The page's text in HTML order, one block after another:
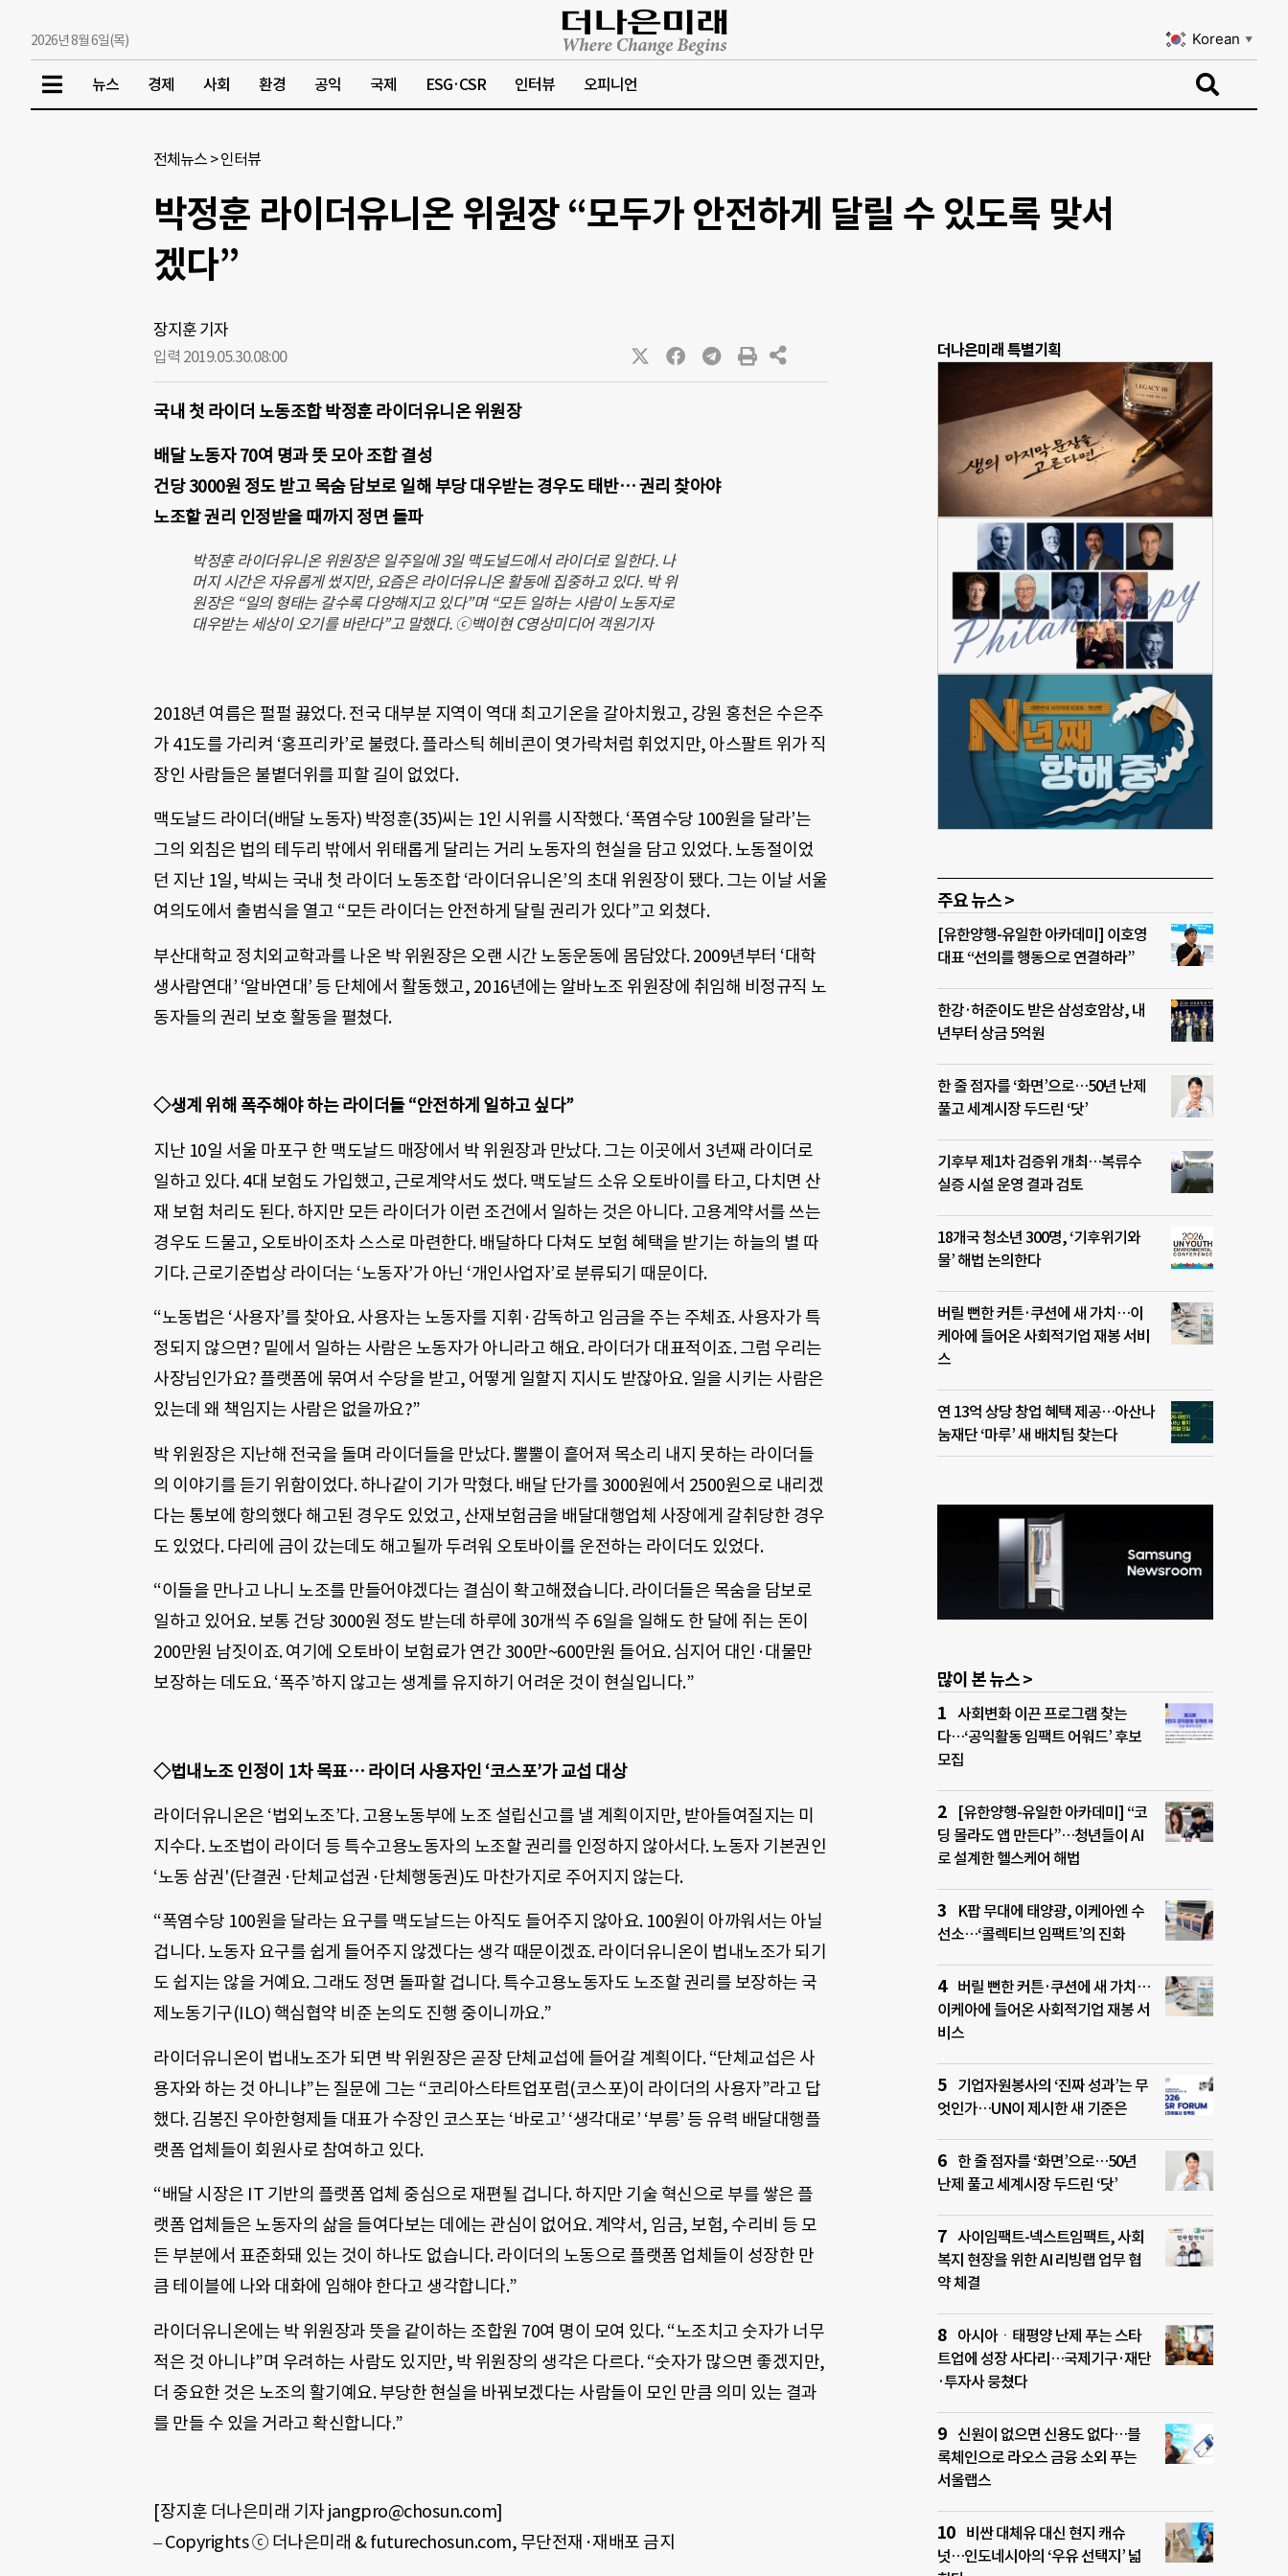
2026년 8월 6일(목) Korean ▼
뉴스 경제 사회 환경 공익 국제 ESG·CSR 인터뷰 오피니언
전체뉴스 >인터뷰
박정훈 라이더유니온 위원장 “모두가 안전하게 달릴 수 있도록 맞서
겠다”
장지훈 기자
입력 2019.05.30.08:00
국내 첫 라이더 노동조합 박정훈 라이더유니온 위원장
배달 노동자 70여 명과 뜻 모아 조합 결성
건당 3000원 정도 받고 목숨 담보로 일해 부당 대우받는 경우도 태반… 권리 찾아야
노조할 권리 인정받을 때까지 정면 돌파
박정훈 라이더유니온 위원장은 일주일에 3일 맥도널드에서 라이더로 일한다. 나
머지 시간은 자유롭게 썼지만, 요즘은 라이더유니온 활동에 집중하고 있다. 박 위
원장은 “일의 형태는 갈수록 다양해지고 있다”며 “모든 일하는 사람이 노동자로
대우받는 세상이 오기를 바란다”고 말했다. ⓒ백이현 C영상미디어 객원기자
2018년 여름은 펄펄 끓었다. 전국 대부분 지역이 역대 최고기온을 갈아치웠고, 강원 홍천은 수은주
가 41도를 가리켜 ‘홍프리카’로 불렸다. 플라스틱 헤비콘이 엿가락처럼 휘었지만, 아스팔트 위가 직
장인 사람들은 불볕더위를 피할 길이 없었다.
맥도날드 라이더(배달 노동자) 박정훈(35)씨는 1인 시위를 시작했다. ‘폭염수당 100원을 달라’는
그의 외침은 법의 테두리 밖에서 위태롭게 달리는 거리 노동자의 현실을 담고 있었다. 노동절이었
던 지난 1일, 박씨는 국내 첫 라이더 노동조합 ‘라이더유니온’의 초대 위원장이 됐다. 그는 이날 서울
여의도에서 출범식을 열고 “모든 라이더는 안전하게 달릴 권리가 있다”고 외쳤다.
부산대학교 정치외교학과를 나온 박 위원장은 오랜 시간 노동운동에 몸담았다. 2009년부터 ‘대학
생사람연대’ ‘알바연대’ 등 단체에서 활동했고, 2016년에는 알바노조 위원장에 취임해 비정규직 노
동자들의 권리 보호 활동을 펼쳤다.
◇생계 위해 폭주해야 하는 라이더들 “안전하게 일하고 싶다”
지난 10일 서울 마포구 한 맥도날드 매장에서 박 위원장과 만났다. 그는 이곳에서 3년째 라이더로
일하고 있다. 4대 보험도 가입했고, 근로계약서도 썼다. 맥도날드 소유 오토바이를 타고, 다치면 산
재 보험 처리도 된다. 하지만 모든 라이더가 이런 조건에서 일하는 것은 아니다. 고용계약서를 쓰는
경우도 드물고, 오토바이조차 스스로 마련한다. 배달하다 다쳐도 보험 혜택을 받기는 하늘의 별 따
기다. 근로기준법상 라이더는 ‘노동자’가 아닌 ‘개인사업자’로 분류되기 때문이다.
“노동법은 ‘사용자’를 찾아요. 사용자는 노동자를 지휘·감독하고 임금을 주는 주체죠. 사용자가 특
정되지 않으면? 밑에서 일하는 사람은 노동자가 아니라고 해요. 라이더가 대표적이죠. 그럼 우리는
사장님인가요? 플랫폼에 묶여서 수당을 받고, 어떻게 일할지 지시도 받잖아요. 일을 시키는 사람은
있는데 왜 책임지는 사람은 없을까요?”
박 위원장은 지난해 전국을 돌며 라이더들을 만났다. 뿔뿔이 흩어져 목소리 내지 못하는 라이더들
의 이야기를 듣기 위함이었다. 하나같이 기가 막혔다. 배달 단가를 3000원에서 2500원으로 내리겠
다는 통보에 항의했다 해고된 경우도 있었고, 산재보험금을 배달대행업체 사장에게 갈취당한 경우
도 있었다. 다리에 금이 갔는데도 해고될까 두려워 오토바이를 운전하는 라이더도 있었다.
“이들을 만나고 나니 노조를 만들어야겠다는 결심이 확고해졌습니다. 라이더들은 목숨을 담보로
일하고 있어요. 보통 건당 3000원 정도 받는데 하루에 30개씩 주 6일을 일해도 한 달에 쥐는 돈이
200만원 남짓이죠. 여기에 오토바이 보험료가 연간 300만~600만원 들어요. 심지어 대인·대물만
보장하는 데도요. ‘폭주’하지 않고는 생계를 유지하기 어려운 것이 현실입니다.”
◇법내노조 인정이 1차 목표… 라이더 사용자인 ‘코스포’가 교섭 대상
라이더유니온은 ‘법외노조’다. 고용노동부에 노조 설립신고를 낼 계획이지만, 받아들여질지는 미
지수다. 노조법이 라이더 등 특수고용노동자의 노조할 권리를 인정하지 않아서다. 노동자 기본권인
‘노동 삼권'(단결권·단체교섭권·단체행동권)도 마찬가지로 주어지지 않는다.
“폭염수당 100원을 달라는 요구를 맥도날드는 아직도 들어주지 않아요. 100원이 아까워서는 아닐
겁니다. 노동자 요구를 쉽게 들어주지 않겠다는 생각 때문이겠죠. 라이더유니온이 법내노조가 되기
도 쉽지는 않을 거예요. 그래도 정면 돌파할 겁니다. 특수고용노동자도 노조할 권리를 보장하는 국
제노동기구(ILO) 핵심협약 비준 논의도 진행 중이니까요.”
라이더유니온이 법내노조가 되면 박 위원장은 곧장 단체교섭에 들어갈 계획이다. “단체교섭은 사
용자와 하는 것 아니냐”는 질문에 그는 “코리아스타트업포럼(코스포)이 라이더의 사용자”라고 답
했다. 김봉진 우아한형제들 대표가 수장인 코스포는 ‘바로고’ ‘생각대로’ ‘부릉’ 등 유력 배달대행플
랫폼 업체들이 회원사로 참여하고 있다.
“배달 시장은 IT 기반의 플랫폼 업체 중심으로 재편될 겁니다. 하지만 기술 혁신으로 부를 쌓은 플
랫폼 업체들은 노동자의 삶을 들여다보는 데에는 관심이 없어요. 계약서, 임금, 보험, 수리비 등 모
든 부분에서 표준화돼 있는 것이 하나도 없습니다. 라이더의 노동으로 플랫폼 업체들이 성장한 만
큼 테이블에 나와 대화에 임해야 한다고 생각합니다.”
라이더유니온에는 박 위원장과 뜻을 같이하는 조합원 70여 명이 모여 있다. “노조치고 숫자가 너무
적은 것 아니냐”며 우려하는 사람도 있지만, 박 위원장의 생각은 다르다. “숫자가 많으면 좋겠지만,
더 중요한 것은 노조의 활기예요. 부당한 현실을 바꿔보겠다는 사람들이 모인 만큼 의미 있는 결과
를 만들 수 있을 거라고 확신합니다.”
[장지훈 더나은미래 기자 jangpro@chosun.com]
– Copyrights ⓒ 더나은미래 & futurechosun.com, 무단전재·재배포 금지
더나은미래 특별기획
주요 뉴스 >
[유한양행-유일한 아카데미] 이호영
대표 “선의를 행동으로 연결하라”
한강·허준이도 받은 삼성호암상, 내
년부터 상금 5억원
한 줄 점자를 ‘화면’으로…50년 난제
풀고 세계시장 두드린 ‘닷’
기후부 제1차 검증위 개최…복류수
실증 시설 운영 결과 검토
18개국 청소년 300명, ‘기후위기와
물’ 해법 논의한다
버릴 뻔한 커튼·쿠션에 새 가치…이
케아에 들어온 사회적기업 재봉 서비
스
연 13억 상당 창업 혜택 제공…아산나
눔재단 ‘마루’ 새 배치팀 찾는다
많이 본 뉴스 >
사회변화 이끈 프로그램 찾는
다…‘공익활동 임팩트 어워드’ 후보
모집
[유한양행-유일한 아카데미] “코
딩 몰라도 앱 만든다”…청년들이 AI
로 설계한 헬스케어 해법
K팝 무대에 태양광, 이케아엔 수
선소…‘콜렉티브 임팩트’의 진화
버릴 뻔한 커튼·쿠션에 새 가치…
이케아에 들어온 사회적기업 재봉 서
비스
기업자원봉사의 ‘진짜 성과’는 무
엇인가…UN이 제시한 새 기준은
한 줄 점자를 ‘화면’으로…50년
난제 풀고 세계시장 두드린 ‘닷’
사이임팩트-넥스트임팩트, 사회
복지 현장을 위한 AI 리빙랩 업무 협
약 체결
아시아ㆍ태평양 난제 푸는 스타
트업에 성장 사다리…국제기구·재단
·투자사 뭉쳤다
신원이 없으면 신용도 없다…블
록체인으로 라오스 금융 소외 푸는
서울랩스
비싼 대체유 대신 현지 캐슈
넛…인도네시아의 ‘우유 선택지’ 넓